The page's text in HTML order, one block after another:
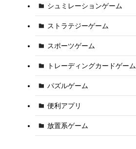
シュミレーションゲーム
ストラテジーゲーム
スポーツゲーム
トレーディングカードゲーム
パズルゲーム
便利アプリ
放置系ゲーム